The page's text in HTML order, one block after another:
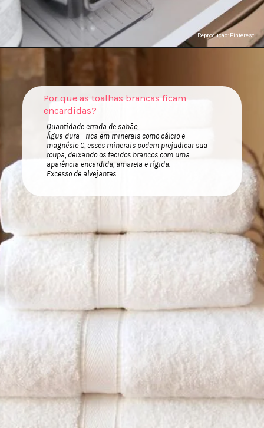
Reproduçao: Pinterest
Por que as toalhas brancas ficam
encardidas?
Quantidade errada de sabão,
Água dura - rica em minerais como cálcio e
magnésio C, esses minerais podem prejudicar sua
roupa, deixando os tecidos brancos com uma
aparência encardida, amarela e rígida.
Excesso de alvejantes